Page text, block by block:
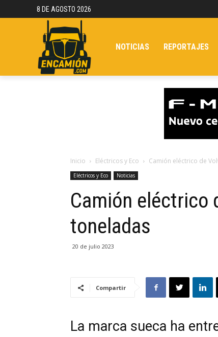
8 DE AGOSTO 2026
NOTICIAS REPORTAJES
Inicio Eléctricos y Eco Camión eléctrico de
Eléctricos y Eco Noticias
Camión eléctrico
toneladas
20 de julio 2023
Compartir
La marca sueca ha